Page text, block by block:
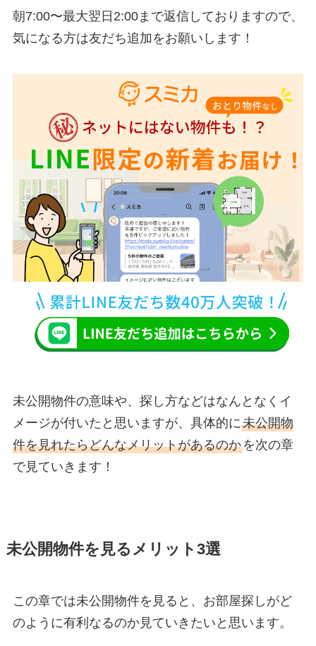
朝7:00〜最大翌日2:00まで返信しておりますので、
気になる方は友だち追加をお願いします！
未公開物件の意味や、探し方などはなんとなくイ
メージが付いたと思いますが、具体的に未公開物
件を見れたらどんなメリットがあるのかを次の章
で見ていきます！
未公開物件を見るメリット3選
この章では未公開物件を見ると、お部屋探しがど
のように有利なるのか見ていきたいと思います。